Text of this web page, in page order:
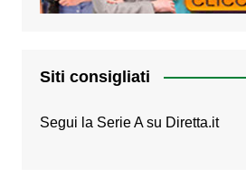
Siti consigliati
Segui la Serie A su Diretta.it